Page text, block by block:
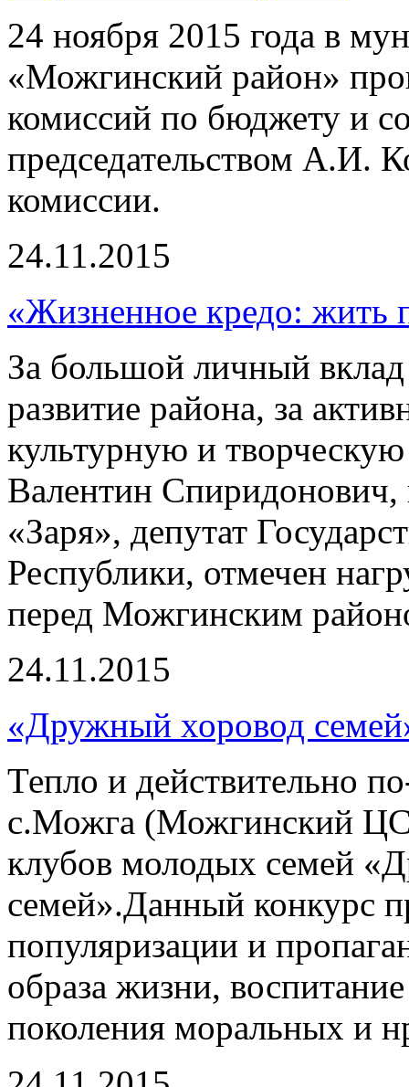
24 ноября 2015 года в
«Можгинский район»
комиссий по бюджету и
председательством А.И.
комиссии.
24.11.2015
«Жизненное кредо: жить
За большой личный
развитие района, за
культурную и
Валентин Спиридонович,
«Заря», депутат
Республики, отмечен
перед Можгинским
24.11.2015
«Дружный хоровод
Тепло и действительно
с.Можга (Можгинский
клубов молодых семей
семей».Данный конкурс
популяризации и
образа жизни,
поколения моральных и